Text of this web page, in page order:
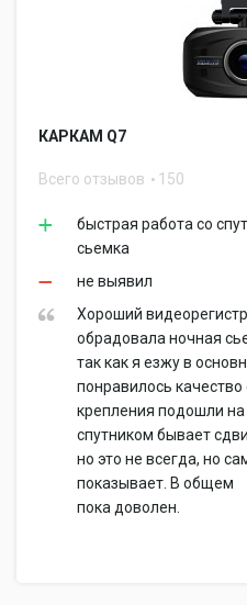
КАРКАМ Q7
Всего отзывов 150
быстрая работа со
сьемка
не выявил
Хороший
обрадовала ночная
так как я езжу в
понравилось качество
крепления подошли на
спутником бывает
но это не всегда, но
показывает. В общем
пока доволен.